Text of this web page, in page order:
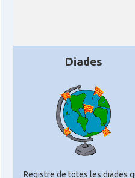
Diades
Registre de totes les diades